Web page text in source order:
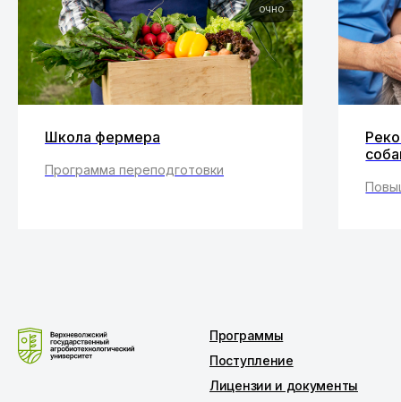
очно
Школа фермера
Программа переподготовки
Программы
Поступление
Лицензии и документы